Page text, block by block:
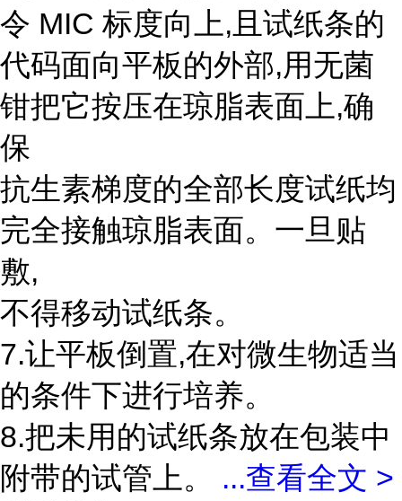
令 MIC 标度向上,且试纸条的
代码面向平板的外部,用无菌
钳把它按压在琼脂表面上,确
保
抗生素梯度的全部长度试纸均
完全接触琼脂表面。一旦贴
敷,
不得移动试纸条。
7.让平板倒置,在对微生物适当
的条件下进行培养。
8.把未用的试纸条放在包装中
附带的试管上。 ...查看全文 >